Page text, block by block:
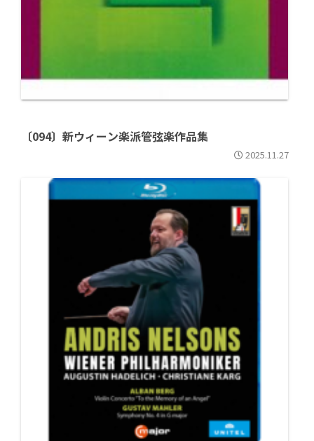
〔094〕新ウィーン楽派管弦楽作品集
2025.11.27